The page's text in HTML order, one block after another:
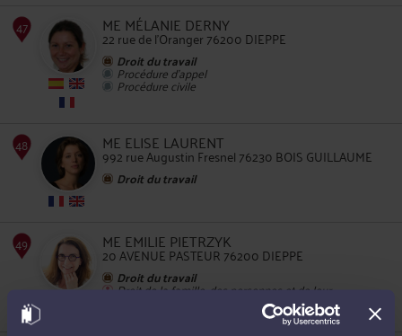
47
ME MÉLANIE DERNY
22 rue de l'Oranger 76200 DIEPPE
Droit du travail
Procédure d'appel
Procédure civile
ME ELISE LAURENT
992 rue Augustin Fresnel 76230 BOIS GUILLAUME
Droit du travail
ME EMILIE PIETRZYK
20 AVENUE PASTEUR 76200 DIEPPE
Droit du travail
Droit de la famille, des personnes et de leur